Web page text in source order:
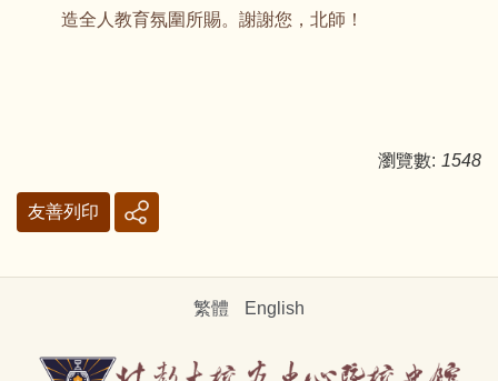
造全人教育氛圍所賜。謝謝您，北師！
瀏覽數: 1548
友善列印
繁體 English